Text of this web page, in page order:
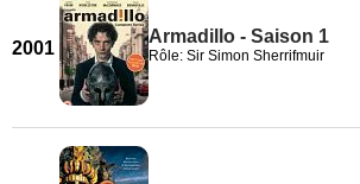
2001
Armadillo - Saison 1
Rôle: Sir Simon Sherrifmuir